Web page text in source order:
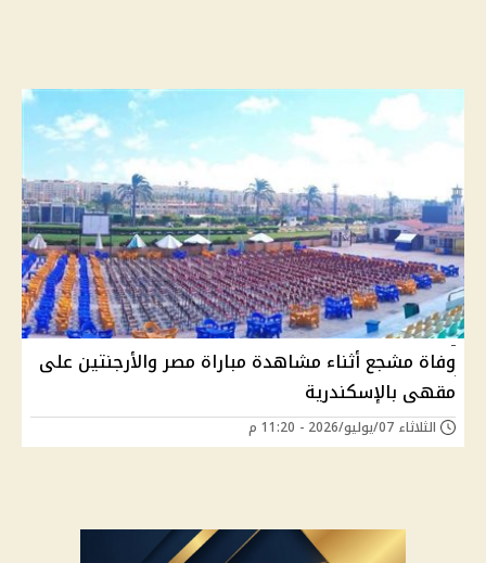
وفاة مشجع أثناء مشاهدة مباراة مصر والأرجنتين على
مقهى بالإسكندرية
الثلاثاء 07/يوليو/2026 - 11:20 م